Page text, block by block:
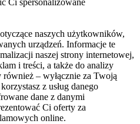
Ci spersonalizowane
naszych użytkowników,
urządzeń. Informacje te
naszej strony internetowej,
i treści, a także do analizy
– wyłącznie za Twoją
z usług danego
dane z danymi
Ci oferty za
online.